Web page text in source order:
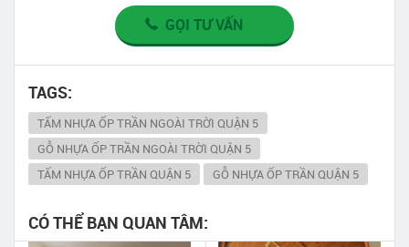
GỌI TƯ VẤN
TAGS:
TẤM NHỰA ỐP TRẦN NGOÀI TRỜI QUẬN 5
GỖ NHỰA ỐP TRẦN NGOÀI TRỜI QUẬN 5
TẤM NHỰA ỐP TRẦN QUẬN 5
GỖ NHỰA ỐP TRẦN QUẬN 5
CÓ THỂ BẠN QUAN TÂM: